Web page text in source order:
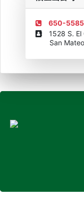
650-
1528 S. El
San Mateo